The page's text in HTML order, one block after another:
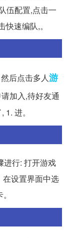
伍配置,点击一
速编队,。
后点击多人游
加入,待好友通
进。
进行: 打开游戏
在设置界面中选